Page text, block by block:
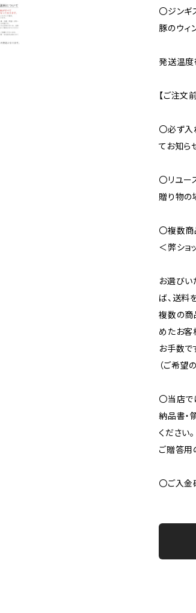
〇ジンギ
豚のウィ
発送温度
【ご注文
〇必ず入
てお知ら
〇リユー
贈り物の
〇複数商
＜弊ショ
お選びい
ば、送料
複数の商
めたお客
お手数で
（ご希望
〇当店で
納品書・
ください。
ご贈答用
〇ご入金